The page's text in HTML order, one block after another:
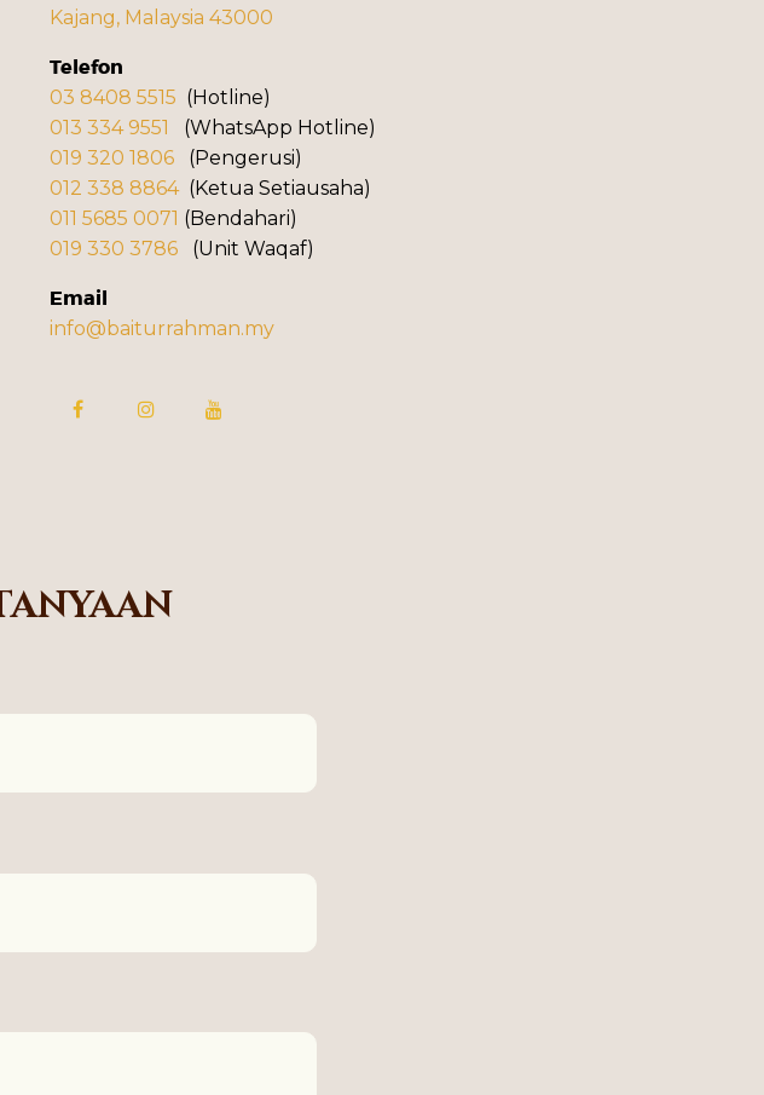
Kajang, Malaysia 43000
Telefon
03 8408 5515 (Hotline)
013 334 9551 (WhatsApp Hotline)
019 320 1806(Pengerusi)
012 338 8864(Ketua Setiausaha)
011 5685 0071 (Bendahari)
019 330 3786(Unit Waqaf)
Email
info@baiturrahman.my